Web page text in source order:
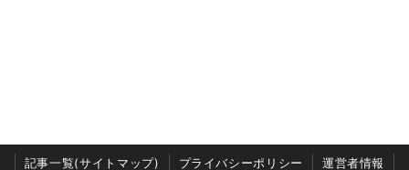
記事一覧(サイトマップ) プライバシーポリシー 運営者情報